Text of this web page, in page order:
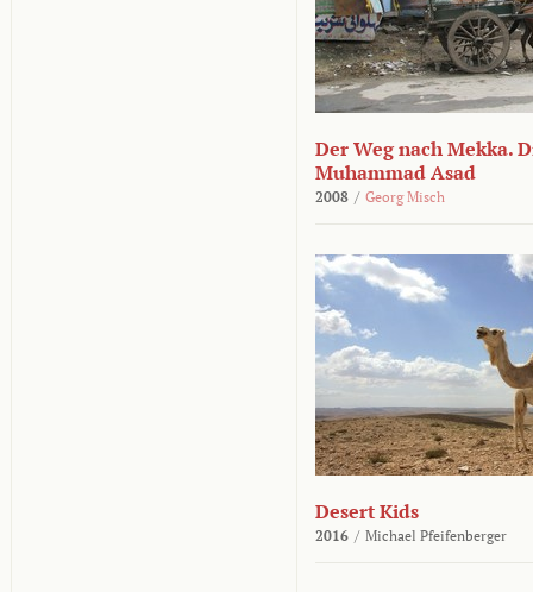
Der Weg nach Mekka.
Muhammad Asad
2008 / Georg Misch
Desert Kids
2016 / Michael Pfeifenberger